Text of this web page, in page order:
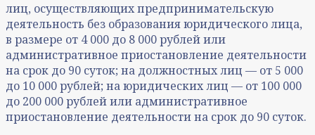
лиц, осуществляющих предпринимательскую
деятельность без образования юридического лица,
в размере от 4 000 до 8 000 рублей или
административное приостановление деятельности
на срок до 90 суток; на должностных лиц — от 5 000
до 10 000 рублей; на юридических лиц — от 100 000
до 200 000 рублей или административное
приостановление деятельности на срок до 90 суток.